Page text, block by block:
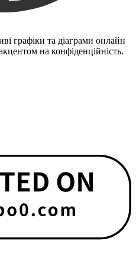
графіки та діаграми онлайн
на конфіденційність.